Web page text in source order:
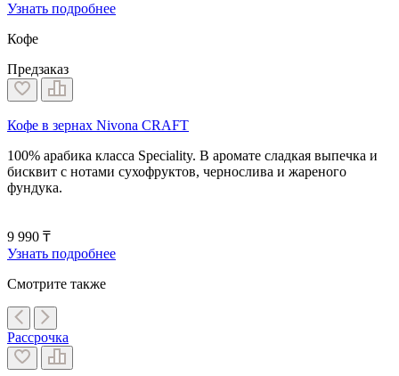
Узнать подробнее
Кофе
Предзаказ
Кофе в зернах Nivona CRAFT
100% арабика класса Speciality. В аромате сладкая выпечка и
бисквит с нотами сухофруктов, чернослива и жареного
фундука.
9 990 ₸
Узнать подробнее
Смотрите также
Рассрочка